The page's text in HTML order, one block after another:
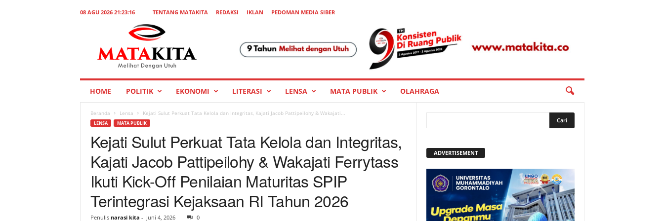
08 AGU 2026 21:23:16 TENTANG MATAKITA REDAKSI IKLAN
PEDOMAN MEDIA SIBER
HOME POLITIK EKONOMI LITERASI LENSA MATA PUBLIK OLAHRAGA
Beranda Lensa Kejati Sulut Perkuat Tata Kelola dan Integritas, Kajati Jacob Pattipeilohy & Wakajati...
LENSA MATA PUBLIK
Kejati Sulut Perkuat Tata Kelola dan Integritas,
Kajati Jacob Pattipeilohy & Wakajati Ferrytass
Ikuti Kick-Off Penilaian Maturitas SPIP
Terintegrasi Kejaksaan RI Tahun 2026
Penulis narasi kita - Juni 4, 2026 0
ADVERTISEMENT